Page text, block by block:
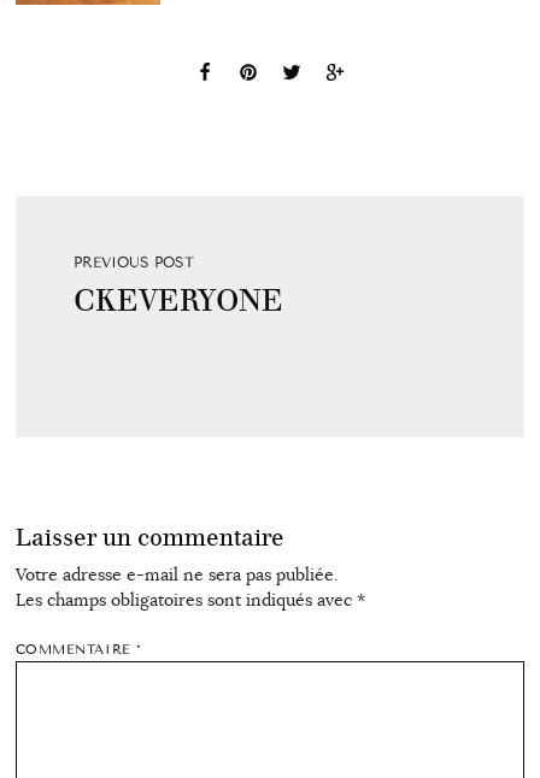
PREVIOUS POST
CKEVERYONE
Laisser un commentaire
Votre adresse e-mail ne sera pas publiée.
Les champs obligatoires sont indiqués avec *
COMMENTAIRE*